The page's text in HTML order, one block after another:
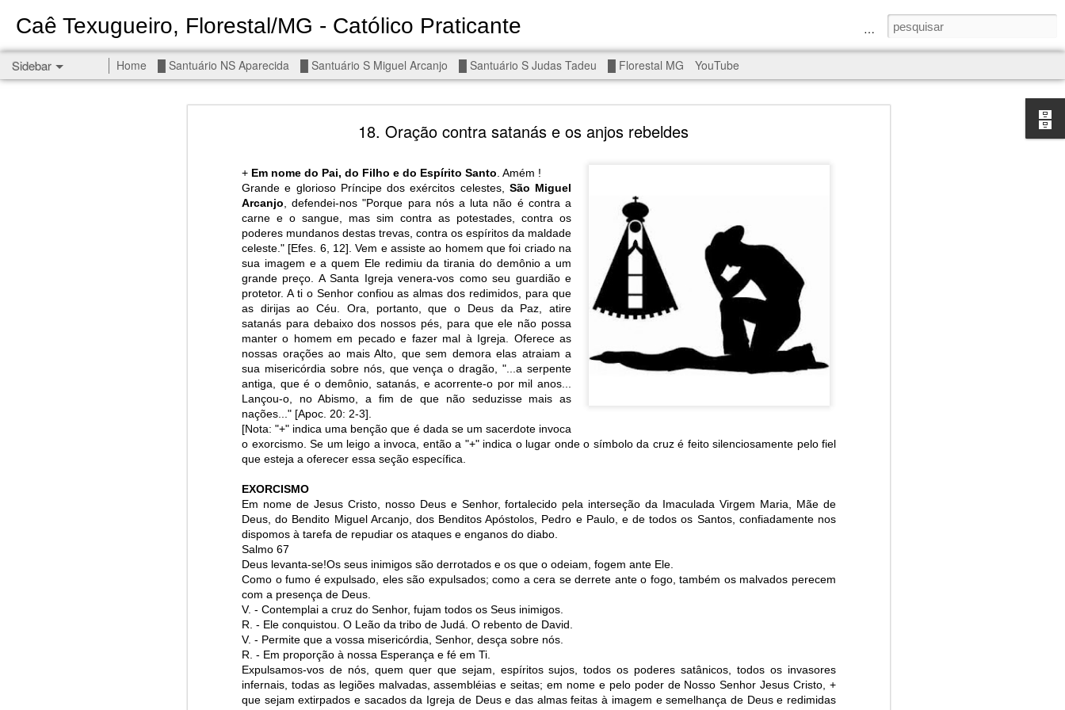
18. Oração contra satanás e os anjos rebeldes
+ Em nome do Pai, do Filho e do Espírito Santo . Amém !
Grande e glorioso Príncipe dos exércitos celestes, São Miguel
Arcanjo , defendei-nos "Porque para nós a luta não é contra a
carne e o sangue, mas sim contra as potestades, contra os
poderes mundanos destas trevas, contra os espíritos da maldade
celeste." [Efes. 6, 12]. Vem e assiste ao homem que foi criado na
sua imagem e a quem Ele redimiu da tirania do demônio a um
grande preço. A Santa Igreja venera-vos como seu guardião e
protetor. A ti o Senhor confiou as almas dos redimidos, para que
as dirijas ao Céu. Ora, portanto, que o Deus da Paz, atire
satanás para debaixo dos nossos pés, para que ele não possa
manter o homem em pecado e fazer mal à Igreja. Oferece as
nossas orações ao mais Alto, que sem demora elas atraiam a
sua misericórdia sobre nós, que vença o dragão, "...a serpente
antiga, que é o demônio, satanás, e acorrente-o por mil anos...
Lançou-o, no Abismo, a fim de que não seduzisse mais as
nações..." [Apoc. 20: 2-3].
[Nota: "+" indica uma benção que é dada se um sacerdote invoca
o exorcismo. Se um leigo a invoca, então a "+" indica o lugar onde o símbolo da cruz é feito silenciosamente pelo fiel
que esteja a oferecer essa seção específica.
EXORCISMO
Em nome de Jesus Cristo, nosso Deus e Senhor, fortalecido pela interseção da Imaculada Virgem Maria, Mãe de
Deus, do Bendito Miguel Arcanjo, dos Benditos Apóstolos, Pedro e Paulo, e de todos os Santos, confiadamente nos
dispomos à tarefa de repudiar os ataques e enganos do diabo.
Salmo 67
Deus levanta-se!Os seus inimigos são derrotados e os que o odeiam, fogem ante Ele.
Como o fumo é expulsado, eles são expulsados; como a cera se derrete ante o fogo, também os malvados perecem
com a presença de Deus.
V. - Contemplai a cruz do Senhor, fujam todos os Seus inimigos.
R. - Ele conquistou. O Leão da tribo de Judá. O rebento de David.
V. - Permite que a vossa misericórdia, Senhor, desça sobre nós.
R. - Em proporção à nossa Esperança e fé em Ti.
Expulsamos-vos de nós, quem quer que sejam, espíritos sujos, todos os poderes satânicos, todos os invasores
infernais, todas as legiões malvadas, assembléias e seitas; em nome e pelo poder de Nosso Senhor Jesus Cristo, +
que sejam extirpados e sacados da Igreja de Deus e das almas feitas à imagem e semelhança de Deus e redimidas
Caê Texugueiro, Florestal/MG - Católico Praticante
Sidebar Home █ Santuário NS Aparecida █ Santuário S Miguel Arcanjo █ Santuário S Judas Tadeu █ Florestal MG YouTube
Permanent End To The Wars - Gaza, Iran and Lebanon.
Get real! The butcher has been fooling you. He is ghosted by the world, and it
seems you are in the same boat. A new guy is coming.
You started it, you end it.
There is a line you cannot cross — negotiation is the best option.
Semper Fi. Fair winds and following seas.
Liberté, égalité, fraternité.
Win-win solutions to Gaza, Iran and Lebanon.
Neither Iran nor Lebanon will be the next Gaza.
Gaza belongs to Palestine, and it will not be a Vegas-ification.
Palestine belongs to Palestinians.
Peace and stability in the region.
Quarterback. Aragawa.— Washington. Gush Dan.